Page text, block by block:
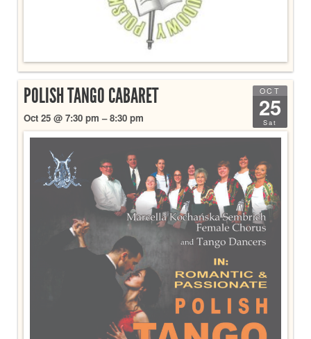
OCT
25
Sat
POLISH TANGO CABARET
Oct 25 @ 7:30 pm – 8:30 pm